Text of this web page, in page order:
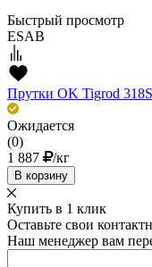
Быстрый просмотр
ESAB
Прутки OK Tigrod
Ожидается
(0)
1 887
/кг
В корзину
Купить в 1 клик
Оставьте свои
Наш менеджер вам